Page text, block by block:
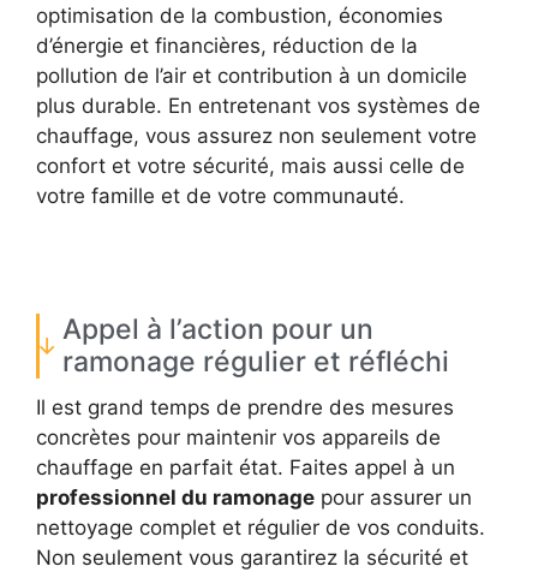
optimisation de la combustion, économies
d’énergie et financières, réduction de la
pollution de l’air et contribution à un domicile
plus durable. En entretenant vos systèmes de
chauffage, vous assurez non seulement votre
confort et votre sécurité, mais aussi celle de
votre famille et de votre communauté.
Appel à l’action pour un
ramonage régulier et réfléchi
Il est grand temps de prendre des mesures
concrètes pour maintenir vos appareils de
chauffage en parfait état. Faites appel à un
professionnel du ramonage pour assurer un
nettoyage complet et régulier de vos conduits.
Non seulement vous garantirez la sécurité et